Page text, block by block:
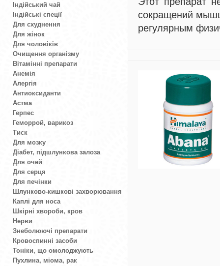
Індійський чай
Індійські спеції
Для схуднення
Для жінок
Для чоловіків
Очищення організму
Вітамінні препарати
Анемія
Алергія
Антиоксиданти
Астма
Герпес
Геморрой, варикоз
Тиск
Для мозку
Діабет, підшлункова залоза
Для очей
Для серця
Для печінки
Шлунково-кишкові захворювання
Каплі для носа
Шкірні хвороби, кров
Нерви
Знеболюючі препарати
Кровоспинні засоби
Тоніки, що омолоджують
Пухлина, міома, рак
сокращений
регулярным